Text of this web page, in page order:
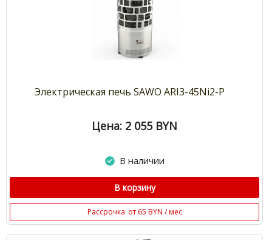
Электрическая печь SAWO ARI3-45Ni2-P
Цена: 2 055 BYN
В наличии
В корзину
Рассрочка от 65 BYN / мес